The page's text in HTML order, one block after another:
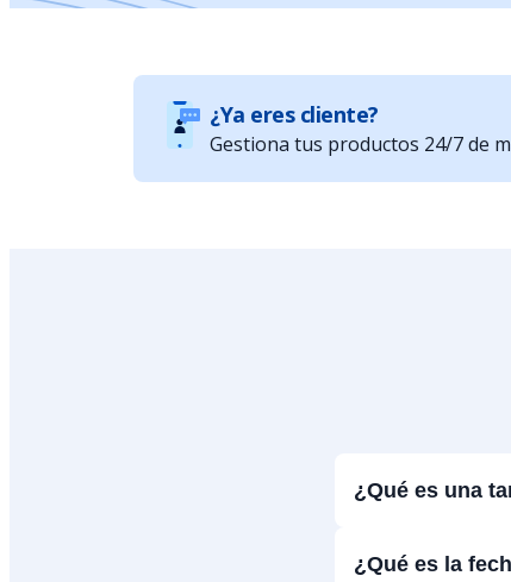
¿Ya eres cliente?
Gestiona tus productos 24/7 de
¿Qué es una
¿Qué es la